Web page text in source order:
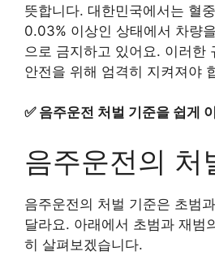
뜻합니다. 대한민국에서는 혈
0.03% 이상인 상태에서 차량
으로 금지하고 있어요. 이러한
안전을 위해 엄격히 지켜져야
✅ 음주운전 처벌 기준을 쉽게
음주운전의 처
음주운전의 처벌 기준은 초범
달라요. 아래에서 초범과 재범
히 살펴보겠습니다.